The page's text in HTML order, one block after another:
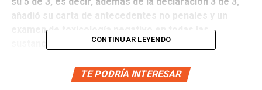
añadió su carta de antecedentes no penales y un
examen de toxicología negativo en todas las
La candidata de la coalición “Va por México” mencionó que
cumplir con las declaraciones patrimonial, de intereses y
CONTINUAR LEYENDO
TE PODRÍA INTERESAR